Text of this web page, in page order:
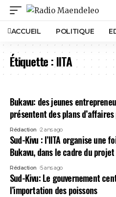
ACCUEIL POLITIQUE
Étiquette :IITA
Bukavu: des jeunes
présentent des plans
Rédaction 2 ans ago
Sud-Kivu : l’IITA organise une
Bukavu, dans le cadre du projet
Rédaction 5 ans ago
Sud-Kivu: Le gouvernement
l’importation des poissons